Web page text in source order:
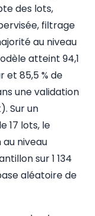
des lots,
filtrage
au niveau
atteint 94,1
et 85,5 % de
une validation
Sur un
17 lots, le
au niveau
sur 1 134
aléatoire de